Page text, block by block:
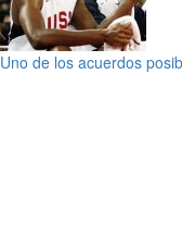
Uno de los acuerdos